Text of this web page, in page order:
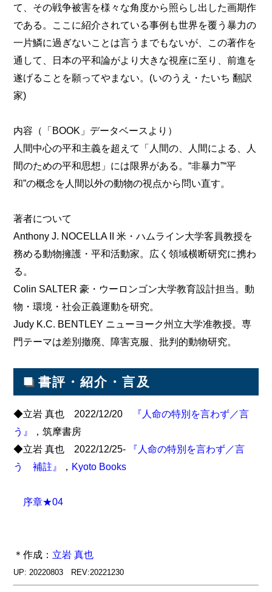
て、その戦争被害を様々な角度から照らし出した画期作
である。ここに紹介されている事例も世界を覆う暴力の
一片鱗に過ぎないことは言うまでもないが、この著作を
通して、日本の平和論がより大きな視座に至り、前進を
遂げることを願ってやまない。(いのうえ・たいち 翻訳
家)
内容（「BOOK」データベースより）
人間中心の平和主義を超えて「人間の、人間による、人
間のための平和思想」には限界がある。“非暴力”“平
和”の概念を人間以外の動物の視点から問い直す。
著者について
Anthony J. NOCELLA II 米・ハムライン大学客員教授を
務める動物擁護・平和活動家。広く領域横断研究に携わ
る。
Colin SALTER 豪・ウーロンゴン大学教育設計担当。動
物・環境・社会正義運動を研究。
Judy K.C. BENTLEY ニューヨーク州立大学准教授。専
門テーマは差別撤廃、障害克服、批判的動物研究。
■ 書評・紹介・言及
◆立岩 真也 2022/12/20
『人命の特別を言わず／言
う』
，筑摩書房
◆立岩 真也 2022/12/25-
『人命の特別を言わず／言
う 補註』
， Kyoto Books
序章★04
＊作成： 立岩 真也
UP: 20220803 REV:20221230